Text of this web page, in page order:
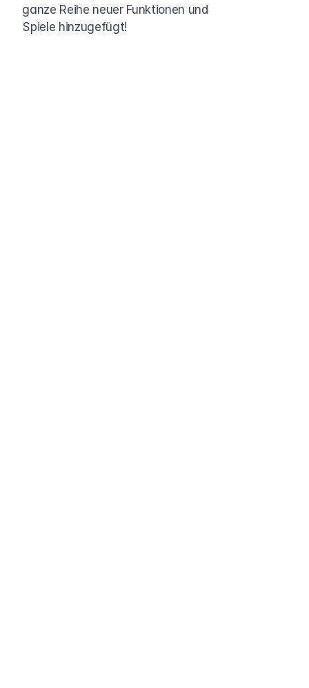
ganze Reihe neuer Funktionen und
Spiele hinzugefügt!